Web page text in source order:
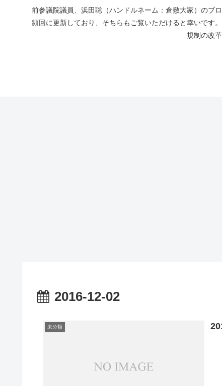
前参議院議員、浜田聡（ハンドルネーム：倉敷大家）のブ
頻回に更新しており、そちらもご覧いただけると幸いです
規制の改
2016-12-02
未分類